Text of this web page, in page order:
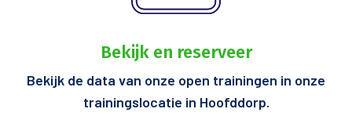
Bekijk en reserveer
Bekijk de data van onze open trainingen in onze
trainingslocatie in Hoofddorp.